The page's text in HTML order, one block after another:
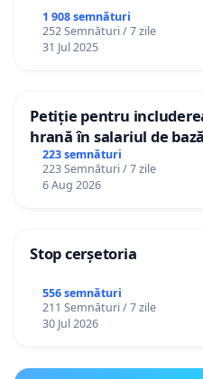
1 908 semnături
252 Semnături / 7 zile
31 Jul 2025
Petiție pentru
hrană în salariul de
gradațiilor de vechime
personali
223 semnături
223 Semnături / 7 zile
6 Aug 2026
Stop cerșetoria
556 semnături
211 Semnături / 7 zile
30 Jul 2026